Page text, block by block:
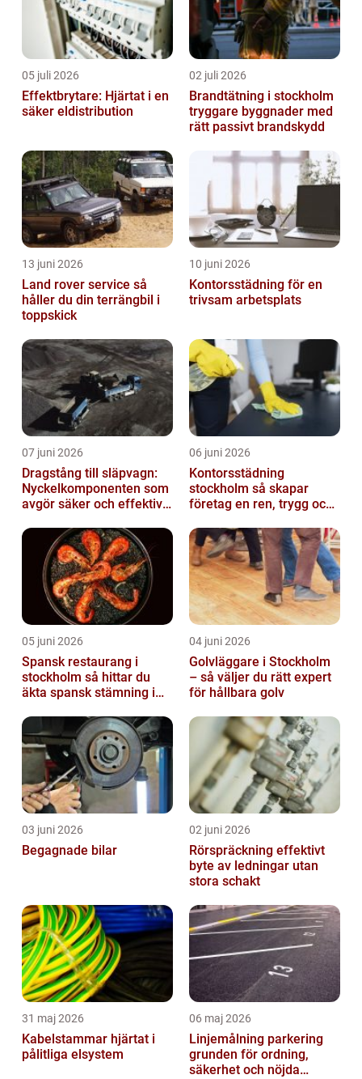
05 juli 2026
Effektbrytare: Hjärtat i en
säker eldistribution
02 juli 2026
Brandtätning i stockholm
tryggare byggnader med
rätt passivt brandskydd
13 juni 2026
Land rover service så
håller du din terrängbil i
toppskick
10 juni 2026
Kontorsstädning för en
trivsam arbetsplats
07 juni 2026
Dragstång till släpvagn:
Nyckelkomponenten som
avgör säker och effektiv
06 juni 2026
Kontorsstädning
stockholm så skapar
företag en ren, trygg och
05 juni 2026
Spansk restaurang i
stockholm så hittar du
äkta spansk stämning i
04 juni 2026
Golvläggare i Stockholm
– så väljer du rätt expert
för hållbara golv
03 juni 2026
Begagnade bilar
02 juni 2026
Rörspräckning effektivt
byte av ledningar utan
stora schakt
31 maj 2026
Kabelstammar hjärtat i
pålitliga elsystem
06 maj 2026
Linjemålning parkering
grunden för ordning,
säkerhet och nöjda